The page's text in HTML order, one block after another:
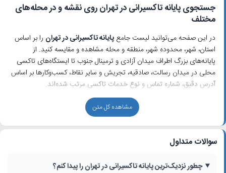
جستجوی پایانه تاکسیرانی در تهران روی نقشه و در محله‌های
مختلف
در این صفحه می‌توانید لیست جامعپایانه تاکسیرانی در تهران را بر اساس
استان، شهر، محدوده شهر، منطقه و محله مشاهده و مقایسه کنید. از
پایانه‌های بزرگ اطراف میدان آزادی و ترمینال جنوب تا ایستگاه‌های تاکسی
محلی در میدان رسالت، صادقیه، تجریش و سایر نقاط، کسب‌وکارها بر اساس
آدرس دقیق، شماره تماس و نوع خدمات تاکسی مرتب شده‌اند.
اگر برای برنامه‌ریزی رفت‌وآمد روزانه، دسترسی به مترو یا جابه‌جایی
بین‌شهری به دنبال نزدیک‌ترینایستگاه تاکسیهستید، فهرست حاضر کمک
می‌کند مناسب‌ترین گزینه را بر اساس محل سکونت یا محل کار انتخاب کنید.
بسیاری از این پایانه‌ها در کنار سامانه‌های اتوبوس تندرو، ایستگاه‌های مترو و
ترمینال‌های مسافربری مستقر هستند تا امکان تعویض مد حمل‌ونقل را
ساده‌تر کنند.
مشاهده کل متن
سوالات متداول
چطور نزدیک‌ترین پایانه تاکسیرانی در تهران را پیدا کنم؟